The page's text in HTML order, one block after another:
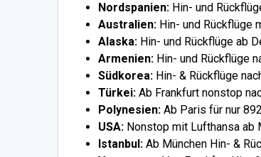
Nordspanien: Hin- und
Australien: Hin- und Rückflüge
Alaska: Hin- und Rückflüge ab
Armenien: Hin- und Rückflüge
Südkorea: Hin- & Rückflüge
Türkei: Ab Frankfurt nonstop
Polynesien: Ab Paris für nur
USA: Nonstop mit Lufthansa ab
Istanbul:Ab München Hin- &